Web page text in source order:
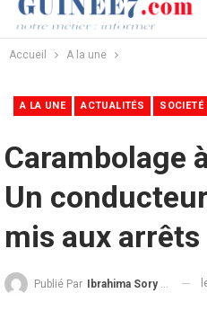
Accueil A la une
A LA UNE ACTUALITÉS SOCIETÉ
Carambolage
Un
mis aux arrêts
Publié Par Ibrahima Sory Diallo